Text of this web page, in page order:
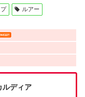
ルアー
ルディア